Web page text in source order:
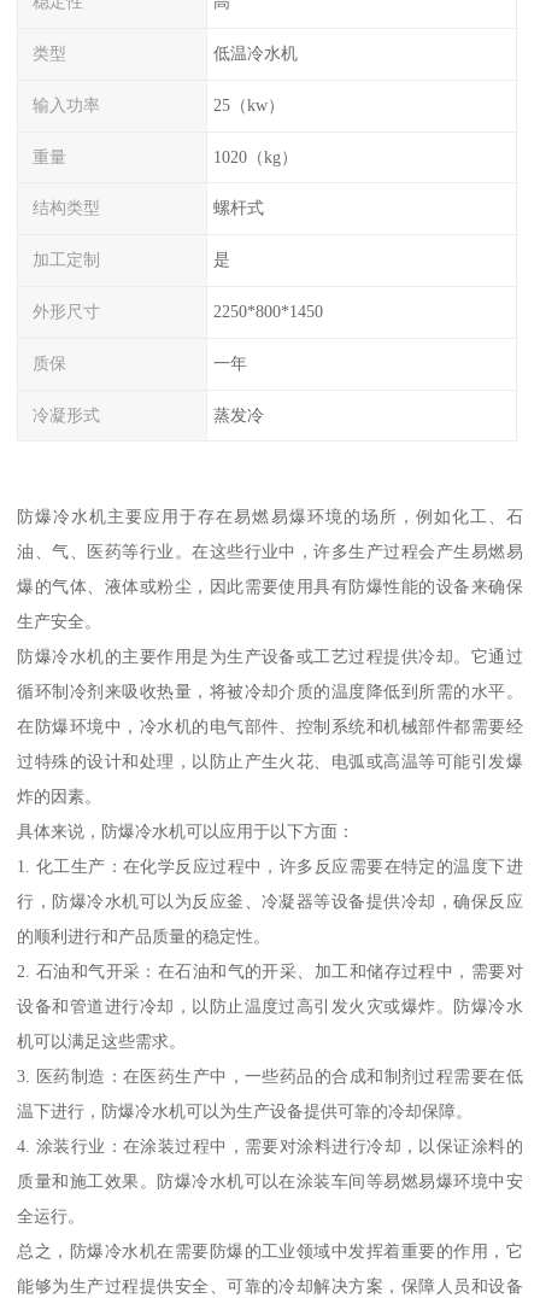
类型 低温冷水机
输入功率 25（kw）
重量 1020（kg）
结构类型 螺杆式
加工定制 是
外形尺寸 2250*800*1450
质保 一年
冷凝形式 蒸发冷
防爆冷水机主要应用于存在易燃易爆环境的场所，例如化工、石
油、气、医药等行业。在这些行业中，许多生产过程会产生易燃易
爆的气体、液体或粉尘，因此需要使用具有防爆性能的设备来确保
生产安全。
防爆冷水机的主要作用是为生产设备或工艺过程提供冷却。它通过
循环制冷剂来吸收热量，将被冷却介质的温度降低到所需的水平。
在防爆环境中，冷水机的电气部件、控制系统和机械部件都需要经
过特殊的设计和处理，以防止产生火花、电弧或高温等可能引发爆
炸的因素。
具体来说，防爆冷水机可以应用于以下方面：
1. 化工生产：在化学反应过程中，许多反应需要在特定的温度下进
行，防爆冷水机可以为反应釜、冷凝器等设备提供冷却，确保反应
的顺利进行和产品质量的稳定性。
2. 石油和气开采：在石油和气的开采、加工和储存过程中，需要对
设备和管道进行冷却，以防止温度过高引发火灾或爆炸。防爆冷水
机可以满足这些需求。
3. 医药制造：在医药生产中，一些药品的合成和制剂过程需要在低
温下进行，防爆冷水机可以为生产设备提供可靠的冷却保障。
4. 涂装行业：在涂装过程中，需要对涂料进行冷却，以保证涂料的
质量和施工效果。防爆冷水机可以在涂装车间等易燃易爆环境中安
全运行。
总之，防爆冷水机在需要防爆的工业领域中发挥着重要的作用，它
能够为生产过程提供安全、可靠的冷却解决方案，保障人员和设备